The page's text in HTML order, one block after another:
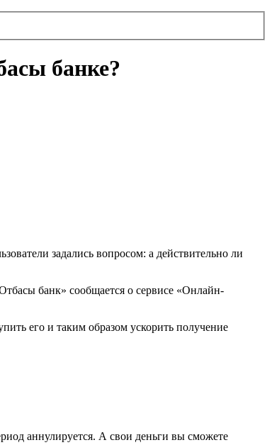
банке?
задались вопросом: а действительно ли
банк» сообщается о сервисе «Онлайн-
его и таким образом ускорить получение
аннулируется. А свои деньги вы сможете